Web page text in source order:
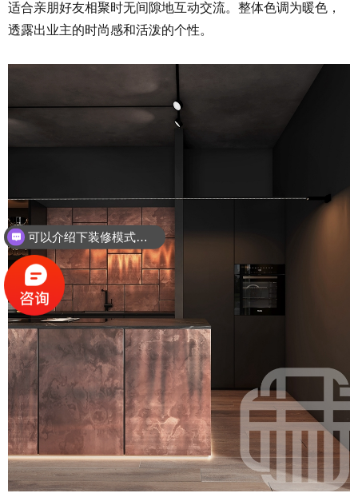
适合亲朋好友相聚时无间隙地互动交流。整体色调为暖色，
透露出业主的时尚感和活泼的个性。
怎么预约设计师量房？